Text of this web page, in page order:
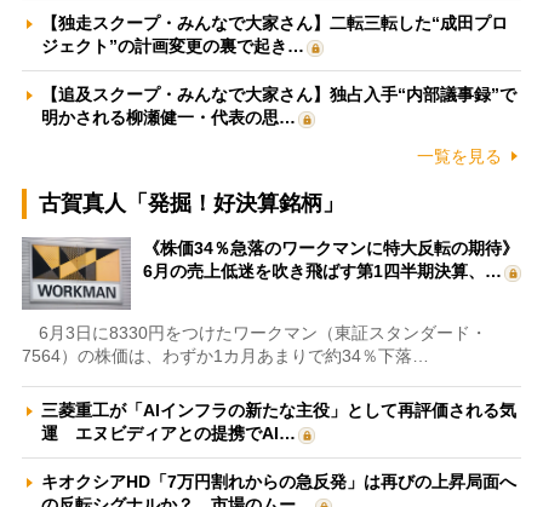
【独走スクープ・みんなで大家さん】二転三転した“成田プロ
ジェクト”の計画変更の裏で起き…
【追及スクープ・みんなで大家さん】独占入手“内部議事録”で
明かされる柳瀬健一・代表の思…
一覧を見る
古賀真人「発掘！好決算銘柄」
《株価34％急落のワークマンに特大反転の期待》
6月の売上低迷を吹き飛ばす第1四半期決算、…
6月3日に8330円をつけたワークマン（東証スタンダード・
7564）の株価は、わずか1カ月あまりで約34％下落…
三菱重工が「AIインフラの新たな主役」として再評価される気
運 エヌビディアとの提携でAI…
キオクシアHD「7万円割れからの急反発」は再びの上昇局面へ